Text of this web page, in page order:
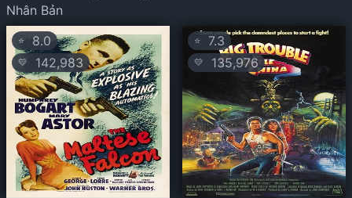
Nhân Bản
⭐ 8.0
💛 142,983
⭐ 7.3
💛 135,976